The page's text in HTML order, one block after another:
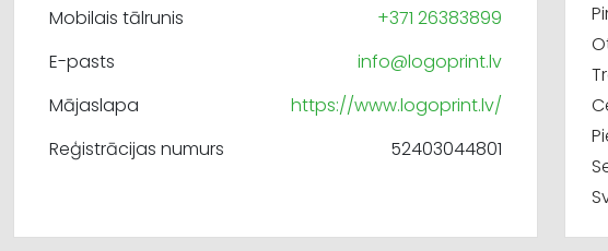
Mobilais tālrunis
+371 26383899
E-pasts
info@logoprint.lv
Mājaslapa
https://www.logoprint.lv/
Reģistrācijas numurs
52403044801